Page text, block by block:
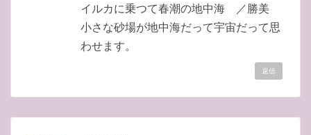
イルカに乗つて春潮の地中海 ／勝美
小さな砂場が地中海だって宇宙だって思
わせます。
返信